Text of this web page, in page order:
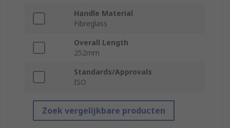
Handle Material
Fibreglass
Overall Length
252mm
Standards/Approvals
ISO
Zoek vergelijkbare producten